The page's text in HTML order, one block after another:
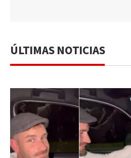
ÚLTIMAS NOTICIAS